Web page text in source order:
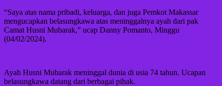
“Saya atas nama pribadi, keluarga, dan juga Pemkot Makassar
mengucapkan belasungkawa atas meninggalnya ayah dari pak
Camat Husni Mubarak,” ucap Danny Pomanto, Minggu
(04/02/2024).
Ayah Husni Mubarak meninggal dunia di usia 74 tahun. Ucapan
belasungkawa datang dari berbagai pihak.